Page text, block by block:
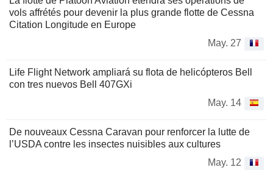
vols affrétés pour devenir la plus grande flotte de Cessna
Citation Longitude en Europe
May. 27
Life Flight Network ampliará su flota de helicópteros Bell
con tres nuevos Bell 407GXi
May. 14
De nouveaux Cessna Caravan pour renforcer la lutte de
l’USDA contre les insectes nuisibles aux cultures
May. 12